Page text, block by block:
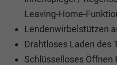
Leaving-Home-
Lendenwirbelstützen
Drahtloses Laden des
Schlüsselloses Öffnen